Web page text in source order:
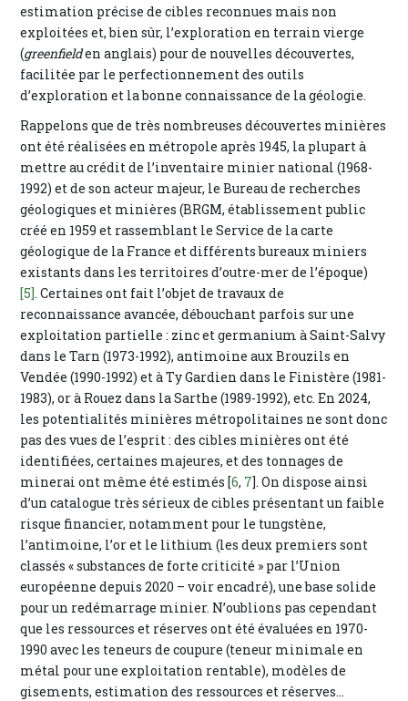
estimation précise de cibles reconnues mais non
exploitées et, bien sûr, l’exploration en terrain vierge
(greenfielden anglais) pour de nouvelles découvertes,
facilitée par le perfectionnement des outils
d’exploration et la bonne connaissance de la géologie.
Rappelons que de très nombreuses découvertes minières
ont été réalisées en métropole après 1945, la plupart à
mettre au crédit de l’inventaire minier national (1968-
1992) et de son acteur majeur, le Bureau de recherches
géologiques et minières (BRGM, établissement public
créé en 1959 et rassemblant le Service de la carte
géologique de la France et différents bureaux miniers
existants dans les territoires d’outre-mer de l’époque)
[5]. Certaines ont fait l’objet de travaux de
reconnaissance avancée, débouchant parfois sur une
exploitation partielle : zinc et germanium à Saint-Salvy
dans le Tarn (1973-1992), antimoine aux Brouzils en
Vendée (1990-1992) et à Ty Gardien dans le Finistère (1981-
1983), or à Rouez dans la Sarthe (1989-1992), etc. En 2024,
les potentialités minières métropolitaines ne sont donc
pas des vues de l’esprit : des cibles minières ont été
identifiées, certaines majeures, et des tonnages de
minerai ont même été estimés [6, 7]. On dispose ainsi
d’un catalogue très sérieux de cibles présentant un faible
risque financier, notamment pour le tungstène,
l’antimoine, l’or et le lithium (les deux premiers sont
classés « substances de forte criticité » par l’Union
européenne depuis 2020 – voir encadré), une base solide
pour un redémarrage minier. N’oublions pas cependant
que les ressources et réserves ont été évaluées en 1970-
1990 avec les teneurs de coupure (teneur minimale en
métal pour une exploitation rentable), modèles de
gisements, estimation des ressources et réserves...